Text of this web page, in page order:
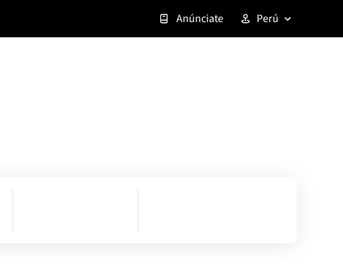
Anúnciate Perú